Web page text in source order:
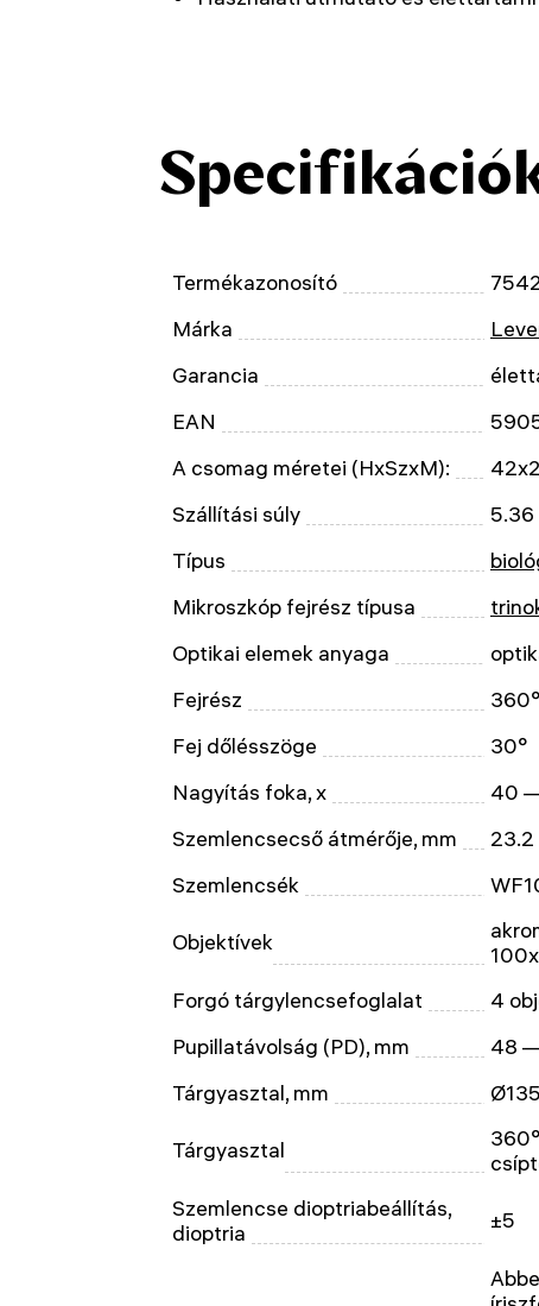
Termékazonosító
Márka
Garancia
EAN
A csomag méretei (HxSzxM):
Szállítási súly
5.36
Típus
Mikroszkóp fejrész típusa
Optikai elemek anyaga
Fejrész
Fej dőlésszöge
30°
Nagyítás foka, x
40
Szemlencsecső átmérője, mm
23.2
Szemlencsék
Objektívek
Forgó tárgylencsefoglalat
4
Pupillatávolság (PD), mm
48
Tárgyasztal, mm
Ø135
Tárgyasztal
Szemlencse dioptriabeállítás,
dioptria
±5